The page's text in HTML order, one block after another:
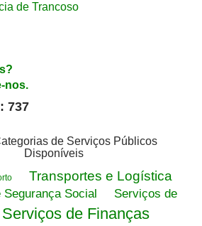
de Trancoso
nos.
737
de Serviços Públicos
Disponíveis
Transportes e Logística
Social
Serviços de
Serviços de Finanças